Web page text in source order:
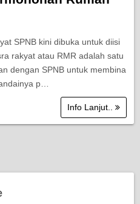
SPNB kini dibuka untuk diisi
rakyat atau RMR adalah satu
dengan SPNB untuk membina
p…
Info Lanjut..